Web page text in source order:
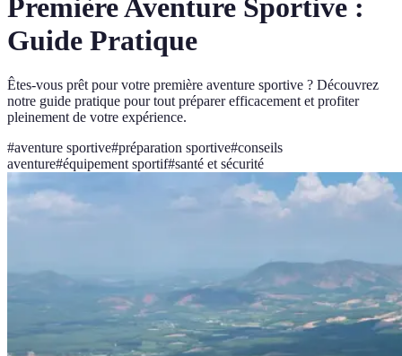
Première Aventure Sportive :
Guide Pratique
Êtes-vous prêt pour votre première aventure sportive ? Découvrez
notre guide pratique pour tout préparer efficacement et profiter
pleinement de votre expérience.
#aventure sportive#préparation sportive#conseils
aventure#équipement sportif#santé et sécurité